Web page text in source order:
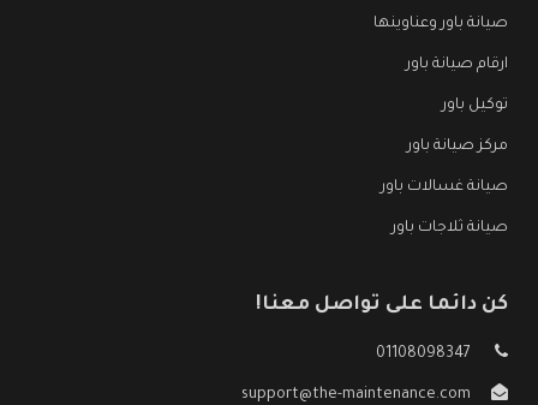
صيانة باور وعناوينها
ارقام صيانة باور
توكيل باور
مركز صيانة باور
صيانة غسالات باور
صيانة ثلاجات باور
كن دائما على تواصل معنا!
01108098347
support@the-maintenance.com